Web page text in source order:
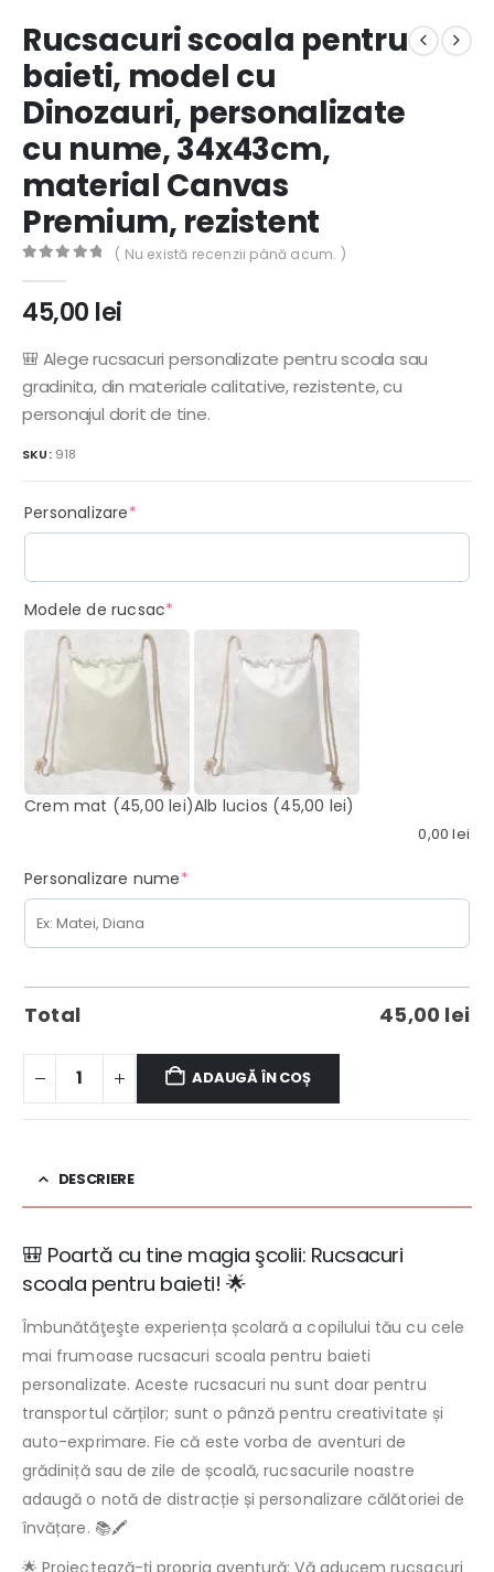
Rucsacuri scoala pentru
baieti, model cu
Dinozauri, personalizate
cu nume, 34x43cm,
material Canvas
Premium, rezistent
( Nu există recenzii până acum. )
45,00 lei
🎒 Alege rucsacuri personalizate pentru scoala sau
gradinita, din materiale calitative, rezistente, cu
personajul dorit de tine.
SKU: 918
Personalizare*(required)
Modele de rucsac*
Crem mat (45,00 lei)Alb lucios (45,00 lei)
0,00lei
Personalizare nume*(required)
Total 45,00 lei
ADAUGĂ ÎN COȘ
DESCRIERE
🎒 Poartă cu tine magia şcolii: Rucsacuri
scoala pentru baieti! 🌟
Îmbunătăţeşte experiența școlară a copilului tău cu cele
mai frumoase rucsacuri scoala pentru baieti
personalizate. Aceste rucsacuri nu sunt doar pentru
transportul cărților; sunt o pânză pentru creativitate și
auto-exprimare. Fie că este vorba de aventuri de
grădiniță sau de zile de școală, rucsacurile noastre
adaugă o notă de distracție și personalizare călătoriei de
învățare. 📚🖍️